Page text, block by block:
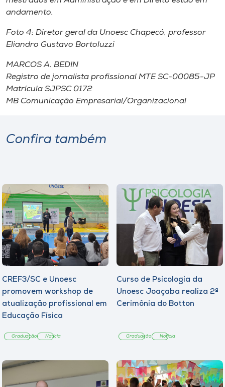
andamento.
Foto 4: Diretor geral da Unoesc Chapecó, professor
Eliandro Gustavo Bortoluzzi
MARCOS A. BEDIN
Registro de jornalista profissional MTE SC-00085-JP
Matrícula SJPSC 0172
MB Comunicação Empresarial/Organizacional
Confira também
CREF3/SC e Unoesc
promovem workshop de
atualização profissional em
Educação Física
Graduação Notícia
Curso de Psicologia da
Unoesc Joaçaba realiza 2ª
Cerimônia do Botton
Graduação Notícia